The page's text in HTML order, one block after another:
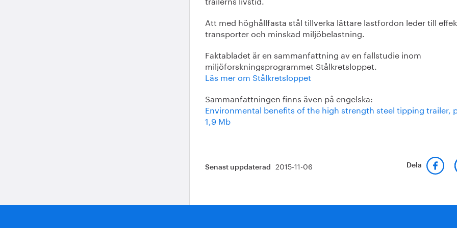
Att med höghållfasta stål tillverka lättare lastfordon leder till
transporter och minskad miljöbelastning.
Faktabladet är en sammanfattning av en fallstudie inom
miljöforskningsprogrammet Stålkretsloppet.
Läs mer om Stålkretsloppet
Sammanfattningen finns även på engelska:
Environmental benefits of the high strength steel tipping trailer,
1,9 Mb
Senast uppdaterad 2015-11-06 Dela